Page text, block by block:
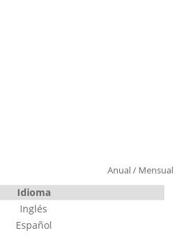
Anual/ Mensual
Idioma
Inglés
Español